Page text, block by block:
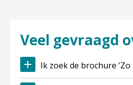
Veel gevraagd
Ik zoek de brochure